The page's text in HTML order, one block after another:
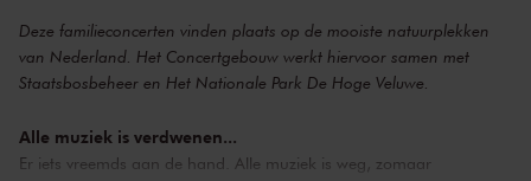
Deze familieconcerten vinden plaats op de mooiste natuurplekken
van Nederland. Het Concertgebouw werkt hiervoor samen met
Staatsbosbeheer en Het Nationale Park De Hoge Veluwe.
Alle muziek is verdwenen...
Er iets vreemds aan de hand. Alle muziek is weg, zomaar